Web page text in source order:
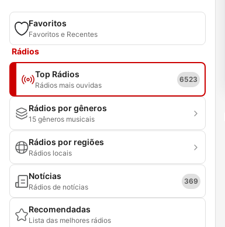
Favoritos
Favoritos e Recentes
Rádios
Top Rádios
Rádios mais ouvidas
6523
Rádios por gêneros
15 gêneros musicais
Rádios por regiões
Rádios locais
Notícias
Rádios de notícias
369
Recomendadas
Lista das melhores rádios